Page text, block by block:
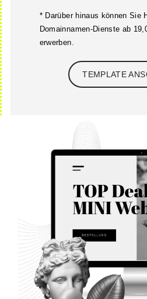
* Darüber hinaus können Sie
Domainnamen-Dienste ab
erwerben.
TEMPLATE